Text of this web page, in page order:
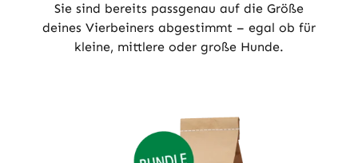
Sie sind bereits passgenau auf die Größe
deines Vierbeiners abgestimmt – egal ob für
kleine, mittlere oder große Hunde.